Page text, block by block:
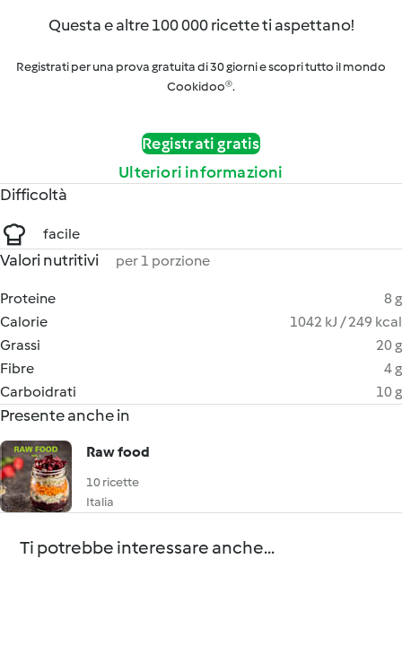
Questa e altre 100 000 ricette ti aspettano!
Registrati per una prova gratuita di 30 giorni e scopri tutto il mondo
Cookidoo®.
Registrati gratis
Ulteriori informazioni
Difficoltà
facile
Valori nutritivi per 1 porzione
Proteine
8 g
Calorie
1042 kJ / 249 kcal
Grassi
20 g
Fibre
4 g
Carboidrati
10 g
Presente anche in
Raw food
10 ricette
Italia
Ti potrebbe interessare anche...